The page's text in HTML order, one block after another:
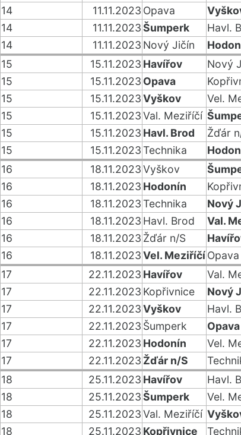
14
11.11.2023 Opava
14
11.11.2023Šumperk Havl.
14
11.11.2023 Nový Jičín
15
15.11.2023 Havířov Nový
15
15.11.2023 Opava
15
15.11.2023Vyškov Vel.
15
15.11.2023Val. Meziříčí
15
15.11.2023 Havl. Brod Žďár
15
15.11.2023Technika
16
18.11.2023Vyškov
16
18.11.2023 Hodonín
16
18.11.2023Technika Nový
16
18.11.2023 Havl. Brod Val.
16
18.11.2023 Žďár n/S
16
18.11.2023Vel. MeziříčíOpava
17
22.11.2023 Havířov Val.
17
22.11.2023 Kopřivnice Nový
17
22.11.2023Vyškov Havl.
17
22.11.2023 Šumperk Opava
17
22.11.2023 Hodonín Vel.
17
22.11.2023 Žďár n/S
18
25.11.2023 Havířov Havl.
18
25.11.2023Šumperk Vel.
18
25.11.2023Val. Meziříčí
18
25.11.2023 Kopřivnice